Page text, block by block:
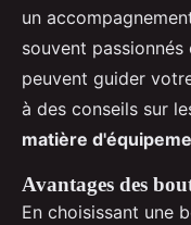
un
souvent
peuvent guider
à des conseils sur
matière
Avantages des
En choisissant une